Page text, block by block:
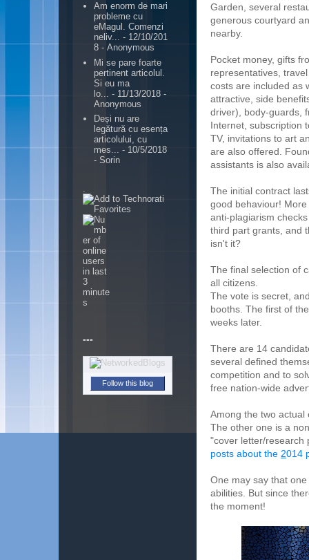
Garden, several
generous courtyard
nearby.
Pocket money, gifts
representatives,
costs are included as
attractive, side
driver), body-guards,
Internet, subscription
TV, invitations to art
are also offered.
assistants is also
The initial contract
good behaviour!
anti-plagiarism
third part grants, and
isn't it?
The final selection of
all citizens.
The vote is secret,
booths. The first of
weeks later.
There are 14
several defined
competition and to
free nation-wide
Among the two actual
The other one is a
"cover letter/research
posts about the 2014
One may say that
abilities. But since
the moment!
Am enorm de mari
probleme cu
eMagul. Comenzi
neliv... - 12/10/201
8 - Anonymous
Mi se pare foarte
pertinent articolul.
Si eu ma
lo...
- 11/13/2018 -
Anonymous
Deși nu are
legătură cu esența
articolului, cu
mes... - 10/5/2018
- Sorin
---
Follow this blog